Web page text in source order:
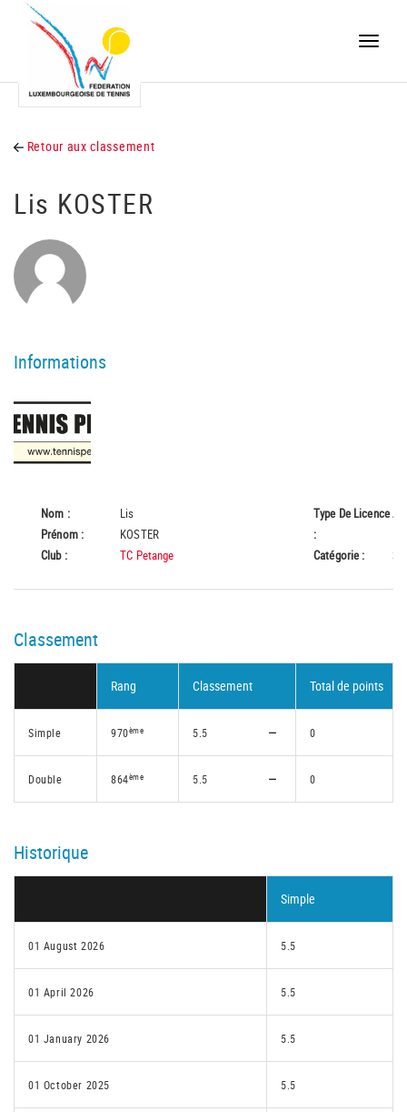
Toggle
Retour aux classement
Lis KOSTER
Informations
Nom :
Lis
Prénom :
KOSTER
Club :
TC Petange
Type De Licence
:
A
Catégorie :
Classement
Rang Classement Total de points
Simple 970ème 5.5 0
Double 864ème 5.5 0
Historique
Simple
01 August 2026 5.5
01 April 2026 5.5
01 January 2026 5.5
01 October 2025 5.5